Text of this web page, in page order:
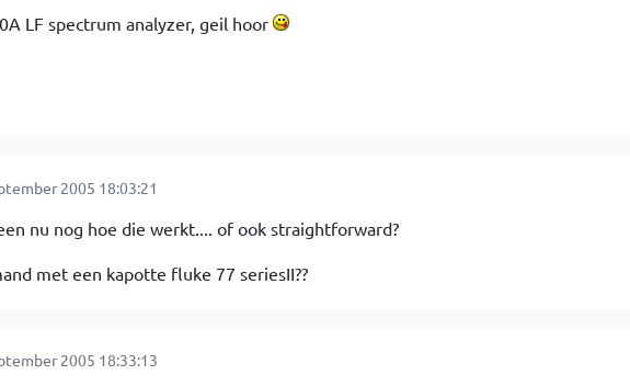
LF spectrum analyzer, geil hoor
2005 18:03:21
nu nog hoe die werkt.... of ook straightforward?
met een kapotte fluke 77 seriesII??
2005 18:33:13